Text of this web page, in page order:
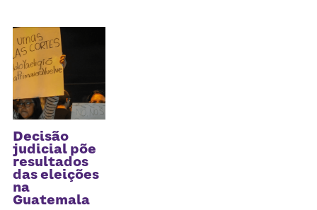
Decisão
judicial põe
resultados
das eleições
na
Guatemala